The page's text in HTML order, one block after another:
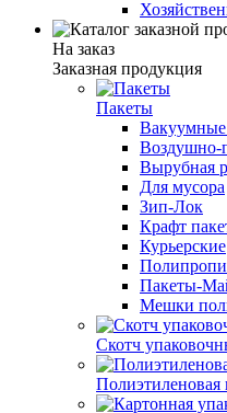
На заказ
Заказная продукция
Пакеты
Воздушно-
Вырубная
Для мусора
Зип-Лок
Крафт
Курьерские
Пакеты-
Мешки
Скотч
Полиэтиленовая